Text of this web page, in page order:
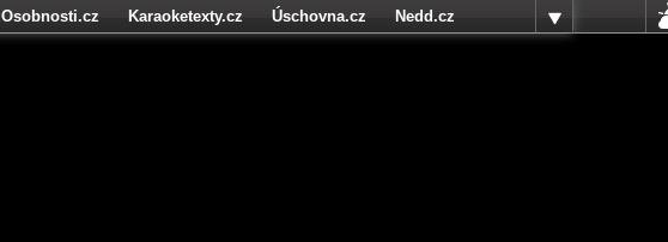
Osobnosti.cz Karaoketexty.cz Úschovna.cz
Nedd.cz